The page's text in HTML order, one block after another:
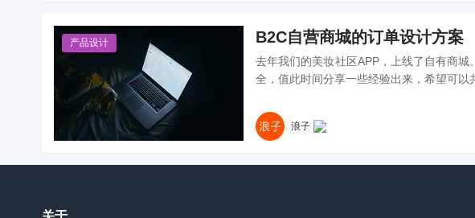
产品设计 B2C自营商城的订单设计方案
去年我们的美妆社区APP，上线了自有商
浪子